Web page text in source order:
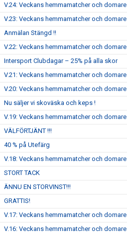
V.24: Veckans hemmamatcher och domare
V.23: Veckans hemmamatcher och domare
Anmälan Stängd !!
V.22: Veckans hemmamatcher och domare
Intersport Clubdagar – 25% på alla skor
V.21: Veckans hemmamatcher och domare
V.20: Veckans hemmamatcher och domare
Nu säljer vi skoväska och keps !
V.19: Veckans hemmamatcher och domare
VÄLFÖRTJÄNT !!!
40 % på Utefärg
V.18: Veckans hemmamatcher och domare
STORT TACK
ÄNNU EN STORVINST!!!
GRATTIS!
V.17: Veckans hemmamatcher och domare
V.16: Veckans hemmamatcher och domare